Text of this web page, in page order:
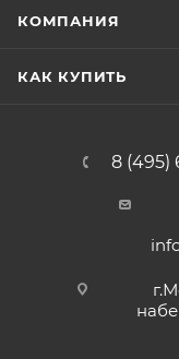
КОМПАНИЯ
КАК КУПИТЬ
8 (495)